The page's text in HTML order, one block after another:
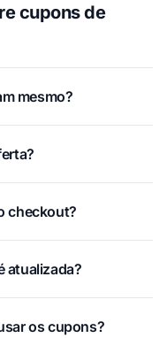
cupons de
mesmo?
checkout?
atualizada?
os cupons?